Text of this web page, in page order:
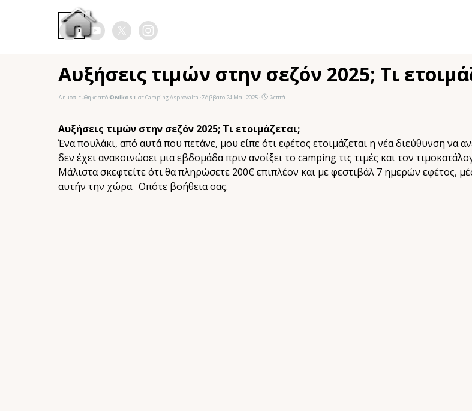
Παράλειψη μενού
Αυξήσεις τιμών στην σεζόν 2025; Τι
Δημοσιεύθηκε από©NikosT σεCamping Asprovalta · Σάββατο 24 Μαι 2025 · λεπτά
Αυξήσεις τιμών στην σεζόν 2025; Τι ετοιμάζεται;
Ένα πουλάκι, από αυτά που πετάνε, μου είπε ότι εφέτος ετοιμάζεται η νέα διεύθυνση να
δεν έχει ανακοινώσει μια εβδομάδα πριν ανοίξει το camping τις τιμές και τον
Μάλιστα σκεφτείτε ότι θα πληρώσετε 200€ επιπλέον και με φεστιβάλ 7 ημερών εφέτος,
αυτήν την χώρα. Οπότε βοήθεια σας.